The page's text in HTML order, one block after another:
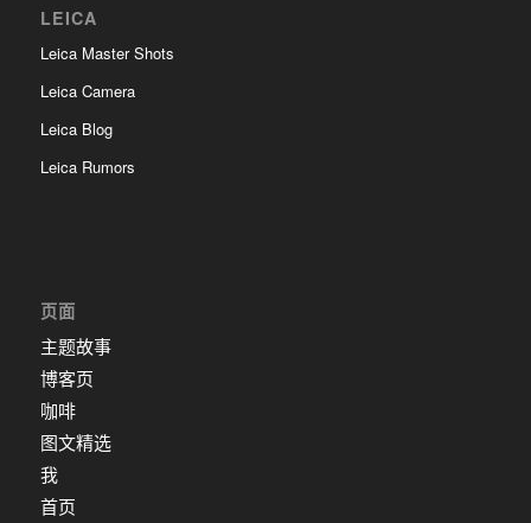
LEICA
Leica Master Shots
Leica Camera
Leica Blog
Leica Rumors
页面
主题故事
博客页
咖啡
图文精选
我
首页